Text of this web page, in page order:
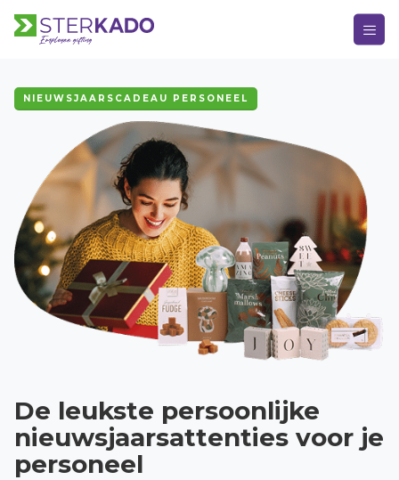
Keuze Kado
Kerstpakketten
Kerst
Bedankje
Verjaardag
Alle momenten
MENU
Vacatures
NIEUWSJAARSCADEAU PERSONEEL
De leukste persoonlijke
nieuwsjaarsattenties voor je
personeel